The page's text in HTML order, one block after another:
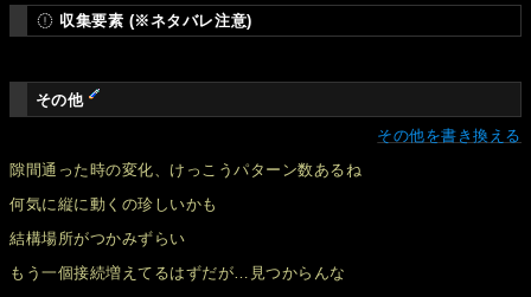
収集要素 (※ネタバレ注意)
その他
その他を書き換える
隙間通った時の変化、けっこうパターン数あるね
何気に縦に動くの珍しいかも
結構場所がつかみずらい
もう一個接続増えてるはずだが…見つからんな